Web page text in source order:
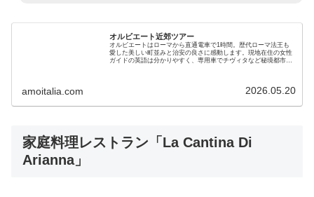
オルビエート近郊ツアー
オルビエートはローマから直通電車で1時間。歴代ローマ法王も
愛した美しい町並みと治安の良さに感動します。現地在住の女性
ガイドの英語は分かりやすく、専用車でチヴィタなど秘境都市も
amoitalia.com 2026.05.20
家庭料理レストラン「La Cantina Di
Arianna」